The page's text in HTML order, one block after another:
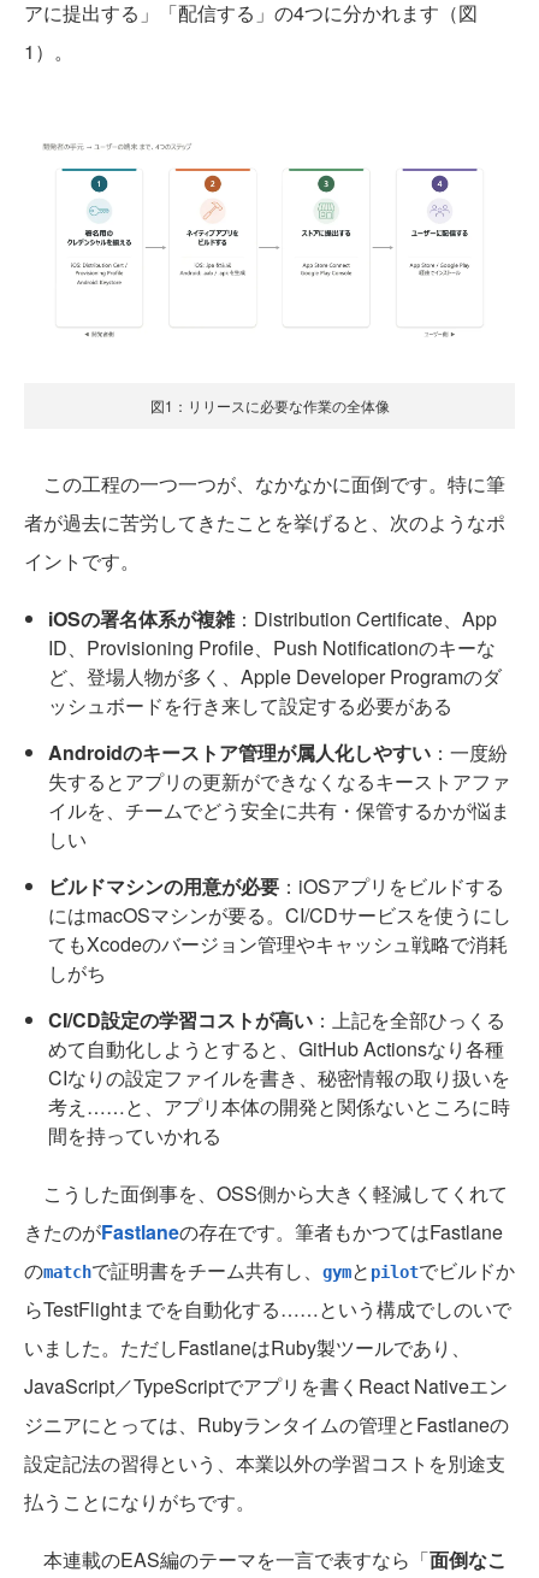
アに提出する」「配信する」の4つに分かれます（図
1）。
図1：リリースに必要な作業の全体像
この工程の一つ一つが、なかなかに面倒です。特に筆
者が過去に苦労してきたことを挙げると、次のようなポ
イントです。
iOSの署名体系が複雑：Distribution Certificate、App
ID、Provisioning Profile、Push Notificationのキーな
ど、登場人物が多く、Apple Developer Programのダ
ッシュボードを行き来して設定する必要がある
Androidのキーストア管理が属人化しやすい ：一度紛
失するとアプリの更新ができなくなるキーストアファ
イルを、チームでどう安全に共有・保管するかが悩ま
しい
ビルドマシンの用意が必要 ：iOSアプリをビルドする
にはmacOSマシンが要る。CI/CDサービスを使うにし
てもXcodeのバージョン管理やキャッシュ戦略で消耗
しがち
CI/CD設定の学習コストが高い ：上記を全部ひっくる
めて自動化しようとすると、GitHub Actionsなり各種
CIなりの設定ファイルを書き、秘密情報の取り扱いを
考え……と、アプリ本体の開発と関係ないところに時
間を持っていかれる
こうした面倒事を、OSS側から大きく軽減してくれて
きたのがFastlaneの存在です。筆者もかつてはFastlane
のmatchで証明書をチーム共有し、 gymと pilotでビルドか
らTestFlightまでを自動化する……という構成でしのいで
いました。ただしFastlaneはRuby製ツールであり、
JavaScript／TypeScriptでアプリを書くReact Nativeエン
ジニアにとっては、Rubyランタイムの管理とFastlaneの
設定記法の習得という、本業以外の学習コストを別途支
払うことになりがちです。
本連載のEAS編のテーマを一言で表すなら「面倒なこ